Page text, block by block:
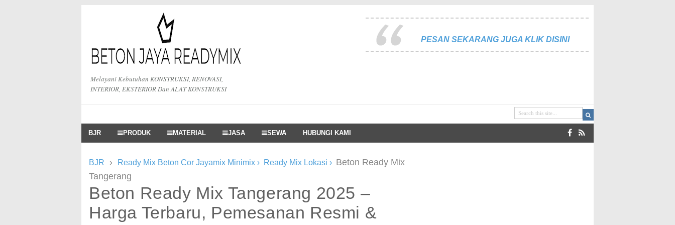
Melayani Kebutuhan KONSTRUKSI, RENOVASI,
INTERIOR, EKSTERIOR Dan ALAT KONSTRUKSI
PESAN SEKARANG JUGA KLIK DISINI
BJR PRODUK MATERIAL JASA SEWA HUBUNGI KAMI
BJR › Ready Mix Beton Cor Jayamix Minimix › Ready Mix Lokasi › Beton Ready Mix
Tangerang
Beton Ready Mix Tangerang 2025 –
Harga Terbaru, Pemesanan Resmi &